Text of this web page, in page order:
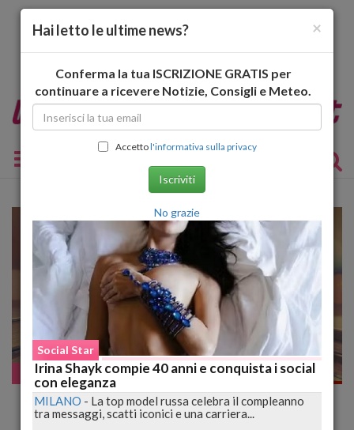
Toggle navigation
Pazzo WEB
Luglio 2024: Rivoluzione Astrale con il
Leone in Primo Piano
×
Hai letto le ultime news?
Conferma la tua ISCRIZIONE GRATIS per
continuare a ricevere Notizie, Consigli e Meteo.
Accettol'informativa sulla privacy
Iscriviti
No grazie
Social Star
Irina Shayk compie 40 anni e conquista i social
con eleganza
MILANO - La top model russa celebra il compleanno
tra messaggi, scatti iconici e una carriera...